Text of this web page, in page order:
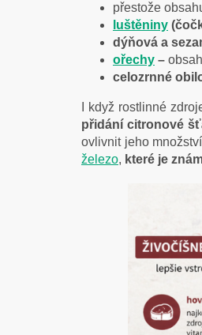
přestože
luštěniny
dýňová a
ořechy –
celozrnné
I když rostlinné
přidání citronové
ovlivnit jeho
železo, které je